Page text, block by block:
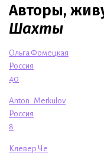
Авторы,
Шахты
Ольга Фомецкая
Россия
40
Anton_Merkulov
Россия
8
Клевер Че